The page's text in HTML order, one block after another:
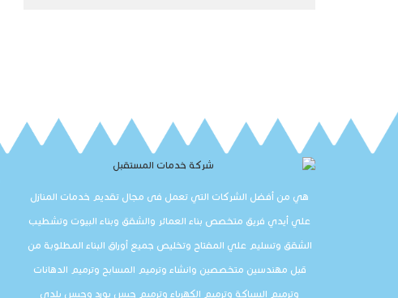
هي من أفضل الشركات التي تعمل فى مجال تقديم خدمات المنازل
علي أيدي فريق متخصص بناء العمائر والشقق وبناء البيوت وتشطيب
الشقق وتسليم علي المفتاح وتخليص جميع أوراق البناء المطلوبة من
قبل مهندسين متخصصين وانشاء وترميم المسابح وترميم الدهانات
وترميم السباكة وترميم الكهرباء وترميم جبس بورد وجبس بلدي